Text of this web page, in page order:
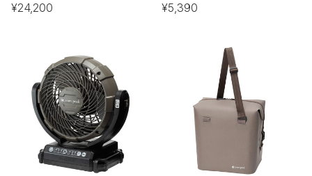
¥24,200 ¥5,390